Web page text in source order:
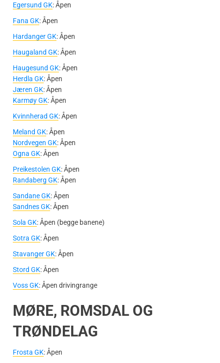
Egersund GK: Åpen
Fana GK: Åpen
Hardanger GK: Åpen
Haugaland GK: Åpen
Haugesund GK: Åpen
Herdla GK: Åpen
Jæren GK: Åpen
Karmøy GK: Åpen
Kvinnherad GK: Åpen
Meland GK: Åpen
Nordvegen GK: Åpen
Ogna GK: Åpen
Preikestolen GK: Åpen
Randaberg GK: Åpen
Sandane GK: Åpen
Sandnes GK: Åpen
Sola GK: Åpen (begge banene)
Sotra GK: Åpen
Stavanger GK: Åpen
Stord GK: Åpen
Voss GK: Åpen drivingrange
MØRE, ROMSDAL OG
TRØNDELAG
Frosta GK: Åpen